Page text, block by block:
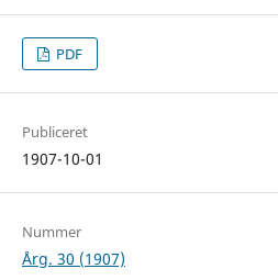
PDF
Publiceret
1907-10-01
Nummer
Årg. 30 (1907)